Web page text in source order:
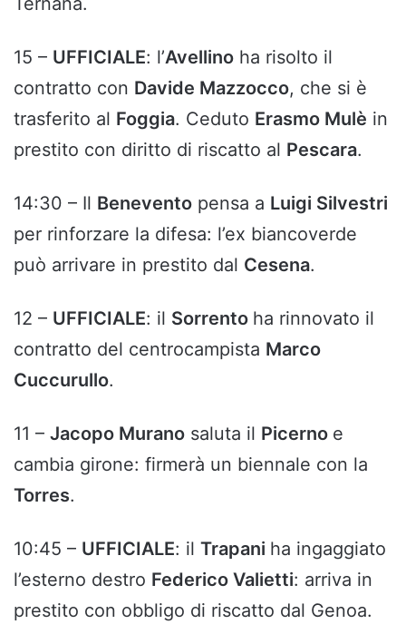
15 – UFFICIALE: l’Avellino ha risolto il
contratto con Davide Mazzocco, che si è
trasferito al Foggia. Ceduto Erasmo Mulè in
prestito con diritto di riscatto al Pescara.
14:30 – Il Benevento pensa a Luigi Silvestri
per rinforzare la difesa: l’ex biancoverde
può arrivare in prestito dal Cesena.
12 – UFFICIALE: il Sorrento ha rinnovato il
contratto del centrocampista Marco
Cuccurullo.
11 – Jacopo Murano saluta il Picerno e
cambia girone: firmerà un biennale con la
Torres.
10:45 – UFFICIALE: il Trapani ha ingaggiato
l’esterno destro Federico Valietti: arriva in
prestito con obbligo di riscatto dal Genoa.